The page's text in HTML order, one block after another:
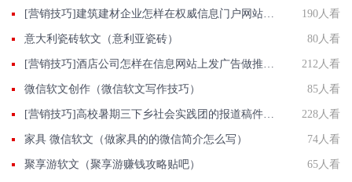
190人看
意大利瓷砖软文（意利亚瓷砖） 80人看
212人看
微信软文创作（微信软文写作技巧） 85人看
228人看
家具 微信软文（做家具的的微信简介怎么写） 74人看
聚享游软文（聚享游赚钱攻略贴吧） 65人看